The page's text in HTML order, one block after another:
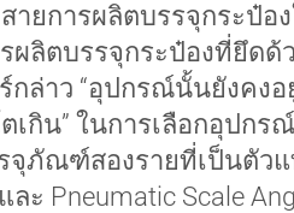
ายการผลิตบรรจุกระป๋อ
รผลิตบรรจุกระป๋องที่ยึด
ร์กล่าว “อุปกรณ์นั้นยังคง
เกิน” ในการเลือกอุปก
จุภัณฑ์สองรายที่เป็นตัว
ละ Pneumatic Scale